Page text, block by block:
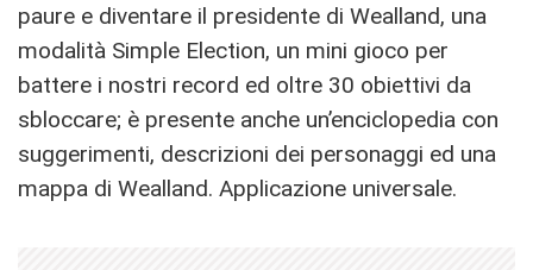
paure e diventare il presidente di Wealland, una
modalità Simple Election, un mini gioco per
battere i nostri record ed oltre 30 obiettivi da
sbloccare; è presente anche un’enciclopedia con
suggerimenti, descrizioni dei personaggi ed una
mappa di Wealland. Applicazione universale.